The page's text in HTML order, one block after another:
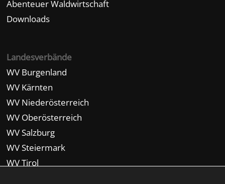
Abenteuer Waldwirtschaft
Downloads
Landesverbände
WV Burgenland
WV Kärnten
WV Niederösterreich
WV Oberösterreich
WV Salzburg
WV Steiermark
WV Tirol